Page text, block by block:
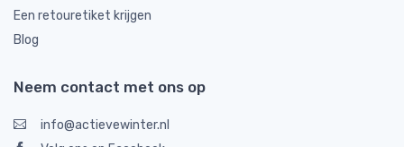
Een retouretiket krijgen
Blog
Neem contact met ons op
info@actievewinter.nl